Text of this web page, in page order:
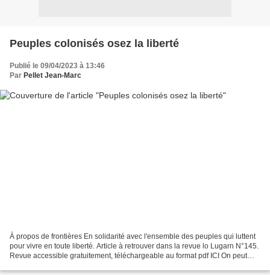
Peuples colonisés osez la liberté
Publié le 09/04/2023 à 13:46
Par Pellet Jean-Marc
À propos de frontières En solidarité avec l'ensemble des peuples qui luttent
pour vivre en toute liberté. Article à retrouver dans la revue lo Lugarn N°145.
Revue accessible gratuitement, téléchargeable au format pdf ICI On peut